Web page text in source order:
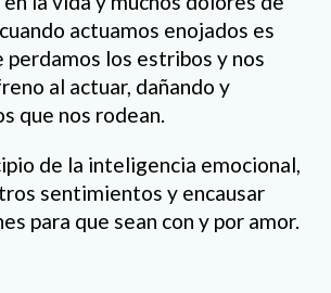
actuamos enojados es
perdamos los estribos y nos
al actuar, dañando y
que nos rodean.
de la inteligencia emocional,
sentimientos y encausar
para que sean con y por amor.